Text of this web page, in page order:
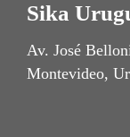
Sika
Av. José
Montevideo,